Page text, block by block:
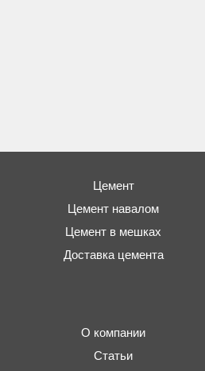
Цемент
Цемент навалом
Цемент в мешках
Доставка цемента
О компании
Статьи